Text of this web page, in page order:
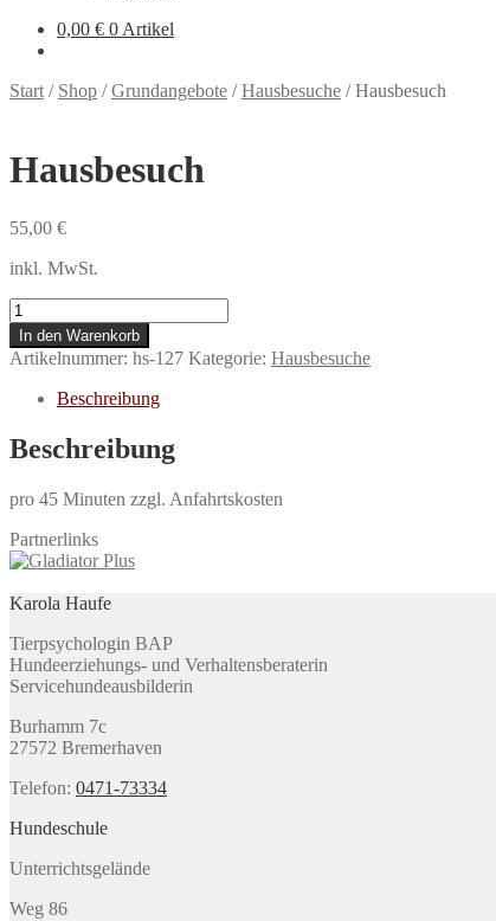
0,00 € 0 Artikel
Start / Shop /Grundangebote /Hausbesuche /Hausbesuch
Hausbesuch
55,00 €
inkl. MwSt.
Hausbesuch
Menge
In den Warenkorb
Artikelnummer: hs-127 Kategorie: Hausbesuche
Beschreibung
Beschreibung
pro 45 Minuten zzgl. Anfahrtskosten
Partnerlinks
Karola Haufe
Tierpsychologin BAP
Hundeerziehungs- und Verhaltensberaterin
Servicehundeausbilderin
Burhamm 7c
27572 Bremerhaven
Telefon: 0471-73334
Hundeschule
Unterrichtsgelände
Weg 86